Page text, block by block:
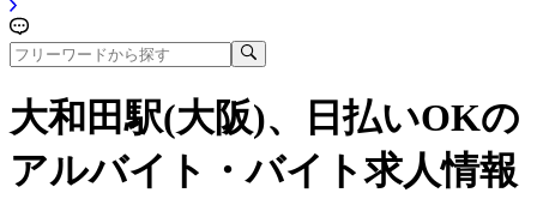
大和田駅(大阪)、日払いOKの
アルバイト・バイト求人情報